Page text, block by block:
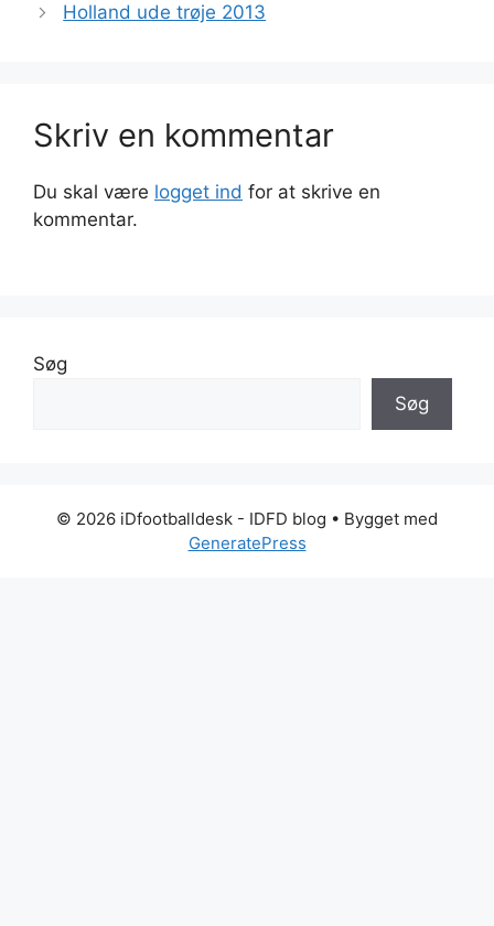
Holland ude trøje 2013
Skriv en kommentar
Du skal være logget ind for at skrive en
kommentar.
Søg
Søg
© 2026 iDfootballdesk - IDFD blog • Bygget med
GeneratePress